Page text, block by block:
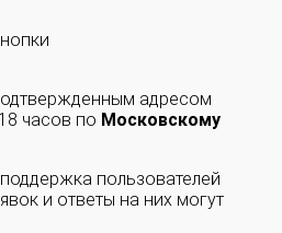
адресом
часов по Московскому
пользователей
и ответы на них могут